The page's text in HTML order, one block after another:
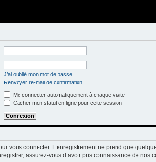
J’ai oublié mon mot de passe
Renvoyer l’e-mail de confirmation
Me connecter automatiquement à chaque visite
Cacher mon statut en ligne pour cette session
vous connecter. L’enregistrement ne prend que
assurez-vous d’avoir pris connaissance de